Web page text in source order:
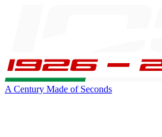
A Century Made of Seconds